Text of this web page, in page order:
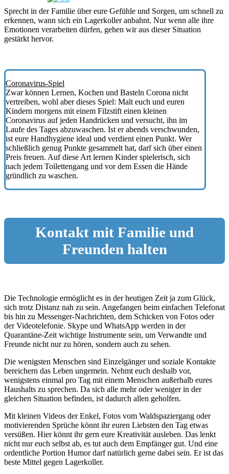
Sprecht in der Familie über eure Gefühle und Sorgen, um schnell zu
erkennen, wann sich ein Lagerkoller anbahnt. Nur wenn alle ihre
Emotionen verarbeiten dürfen, gehen wir aus dieser Situation
gestärkt hervor.
Coronavirus-Spiel
Zwar können Lernen, Kochen und Basteln Corona nicht
vertreiben, wohl aber dieses Spiel: Malt euch und euren
Kindern morgens mit einem Filzstift einen kleinen
Coronavirus auf jeden Handrücken und versucht, ihn im
Laufe des Tages abzuwaschen. Ist er abends verschwunden,
ist eure Handhygiene ideal und verdient einen Punkt. Wer
schließlich genug Punkte gesammelt hat, darf sich über einen
Preis freuen. Auf diese Art lernen Kinder spielerisch, sich
nach jedem Toilettengang und vor dem Essen die Hände
gründlich zu waschen.
Kontakt mit Familie und
Freunden halten
Die Technologie ermöglicht es in der heutigen Zeit ja zum Glück,
sich trotz Distanz nah zu sein. Angefangen beim einfachen Telefonat
bis hin zu Messenger-Nachrichten, dem Schicken von Fotos oder
der Videotelefonie. Skype und WhatsApp werden in der
Quarantäne-Zeit wichtige Instrumente sein, um Verwandte und
Freunde nicht nur zu hören, sondern auch zu sehen.
Die wenigsten Menschen sind Einzelgänger und soziale Kontakte
bereichern das Leben ungemein. Nehmt euch deshalb vor,
wenigstens einmal pro Tag mit einem Menschen außerhalb eures
Haushalts zu sprechen. Da sich alle mehr oder weniger in der
gleichen Situation befinden, ist dadurch allen geholfen.
Mit kleinen Videos der Enkel, Fotos vom Waldspaziergang oder
motivierenden Sprüche könnt ihr euren Liebsten den Tag etwas
versüßen. Hier könnt ihr gern eure Kreativität ausleben. Das lenkt
nicht nur euch selbst ab, es tut auch dem Empfänger gut. Und eine
ordentliche Portion Humor darf natürlich gerne dabei sein. Er ist das
beste Mittel gegen Lagerkoller.